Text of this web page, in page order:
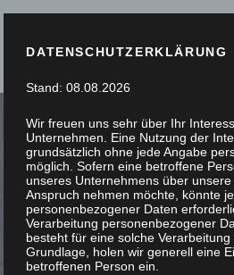
SIE
DATENSCHUTZERKLÄRUNG
Stand: 08.08.2026
Wir freuen uns sehr über Ihr
Unternehmen. Eine Nutzung der
grundsätzlich ohne jede Angabe
möglich. Sofern eine betroffene
unseres Unternehmens über
Anspruch nehmen möchte, könnte
personenbezogener Daten
Verarbeitung personenbezogener
besteht für eine solche
Grundlage, holen wir generell eine
betroffenen Person ein.